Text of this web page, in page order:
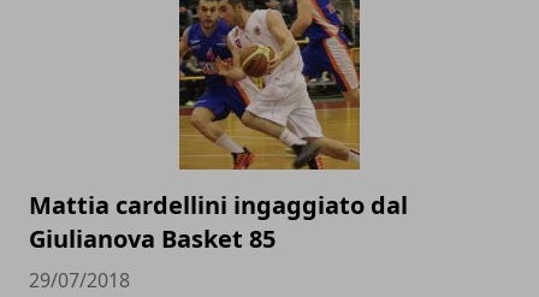
Mattia cardellini ingaggiato dal
Giulianova Basket 85
29/07/2018